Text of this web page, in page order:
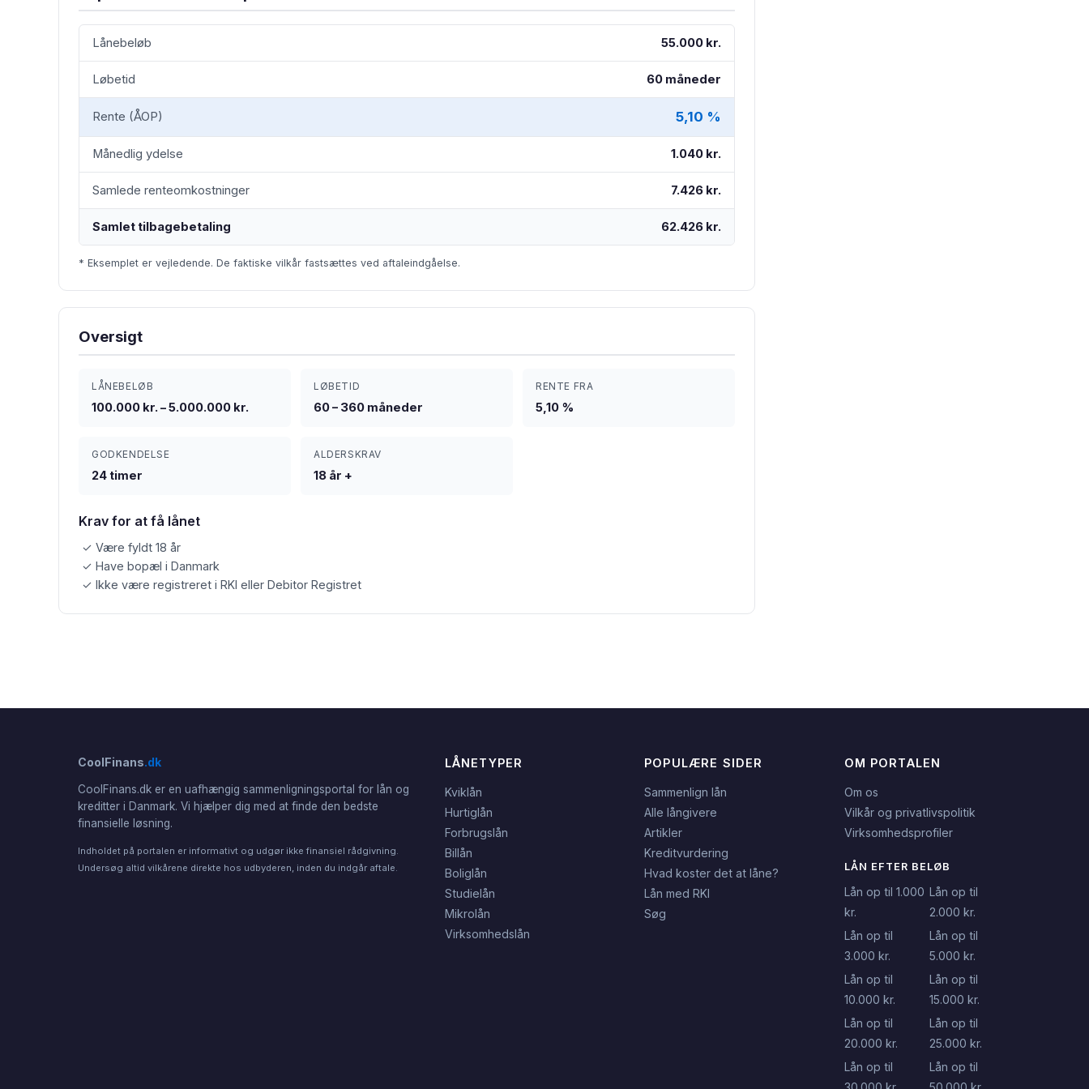
Lånebeløb 55.000 kr.
Løbetid 60 måneder
Rente (ÅOP) 5,10 %
Månedlig ydelse 1.040 kr.
Samlede renteomkostninger 7.426 kr.
Samlet tilbagebetaling 62.426 kr.
* Eksemplet er vejledende. De faktiske vilkår fastsættes ved aftaleindgåelse.
Oversigt
LÅNEBELØB
100.000 kr. – 5.000.000 kr.
LØBETID
60 – 360 måneder
RENTE FRA
5,10 %
GODKENDELSE
24 timer
ALDERSKRAV
18 år +
Krav for at få lånet
✓ Være fyldt 18 år
✓ Have bopæl i Danmark
✓ Ikke være registreret i RKI eller Debitor Registret
CoolFinans.dk
CoolFinans.dk er en uafhængig sammenligningsportal for lån og
kreditter i Danmark. Vi hjælper dig med at finde den bedste
finansielle løsning.
Indholdet på portalen er informativt og udgør ikke finansiel rådgivning.
Undersøg altid vilkårene direkte hos udbyderen, inden du indgår aftale.
LÅNETYPER
Kviklån
Hurtiglån
Forbrugslån
Billån
Boliglån
Studielån
Mikrolån
Virksomhedslån
POPULÆRE SIDER
Sammenlign lån
Alle långivere
Artikler
Kreditvurdering
Hvad koster det at låne?
Lån med RKI
Søg
OM PORTALEN
Om os
Vilkår og privatlivspolitik
Virksomhedsprofiler
LÅN EFTER BELØB
Lån op til 1.000
kr.
Lån op til
2.000 kr.
Lån op til
3.000 kr.
Lån op til
5.000 kr.
Lån op til
10.000 kr.
Lån op til
15.000 kr.
Lån op til
20.000 kr.
Lån op til
25.000 kr.
Lån op til
Lån op til